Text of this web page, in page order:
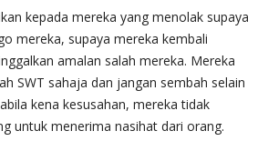
kepada mereka yang menolak supaya
mereka, supaya mereka kembali
amalan salah mereka. Mereka
SWT sahaja dan jangan sembah selain
kena kesusahan, mereka tidak
untuk menerima nasihat dari orang.